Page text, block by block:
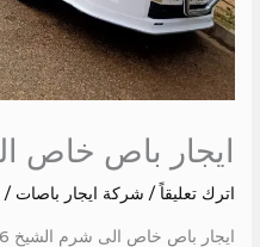
ايجار باص خاص
اترك تعليقاً / شركة ايجار باصات /
ايجار باص خاص الى شرم الشيخ 01115675586